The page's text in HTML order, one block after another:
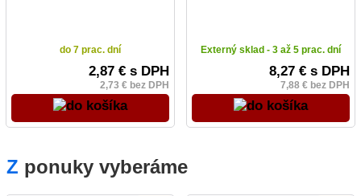
do 7 prac. dní
2,87 € s DPH
2,73 € bez DPH
Externý sklad - 3 až 5 prac. dní
8,27 € s DPH
7,88 € bez DPH
Z ponuky vyberáme